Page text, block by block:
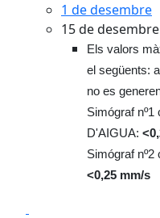
1 de desembre
15 de desembre
Els valors
el següents:
no es
Simógraf
D'AIGUA:
Simógraf
<0,25 mm/s